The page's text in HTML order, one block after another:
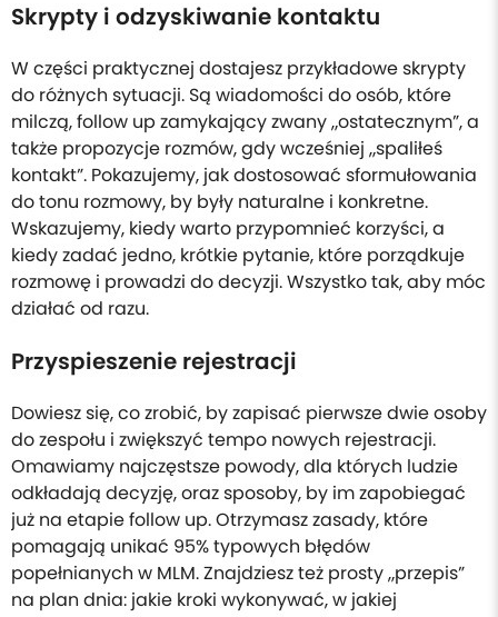
Skrypty i odzyskiwanie kontaktu
W części praktycznej dostajesz przykładowe skrypty
do różnych sytuacji. Są wiadomości do osób, które
milczą, follow up zamykający zwany „ostatecznym”, a
także propozycje rozmów, gdy wcześniej „spaliłeś
kontakt”. Pokazujemy, jak dostosować sformułowania
do tonu rozmowy, by były naturalne i konkretne.
Wskazujemy, kiedy warto przypomnieć korzyści, a
kiedy zadać jedno, krótkie pytanie, które porządkuje
rozmowę i prowadzi do decyzji. Wszystko tak, aby móc
działać od razu.
Przyspieszenie rejestracji
Dowiesz się, co zrobić, by zapisać pierwsze dwie osoby
do zespołu i zwiększyć tempo nowych rejestracji.
Omawiamy najczęstsze powody, dla których ludzie
odkładają decyzję, oraz sposoby, by im zapobiegać
już na etapie follow up. Otrzymasz zasady, które
pomagają unikać 95% typowych błędów
popełnianych w MLM. Znajdziesz też prosty „przepis”
na plan dnia: jakie kroki wykonywać, w jakiej